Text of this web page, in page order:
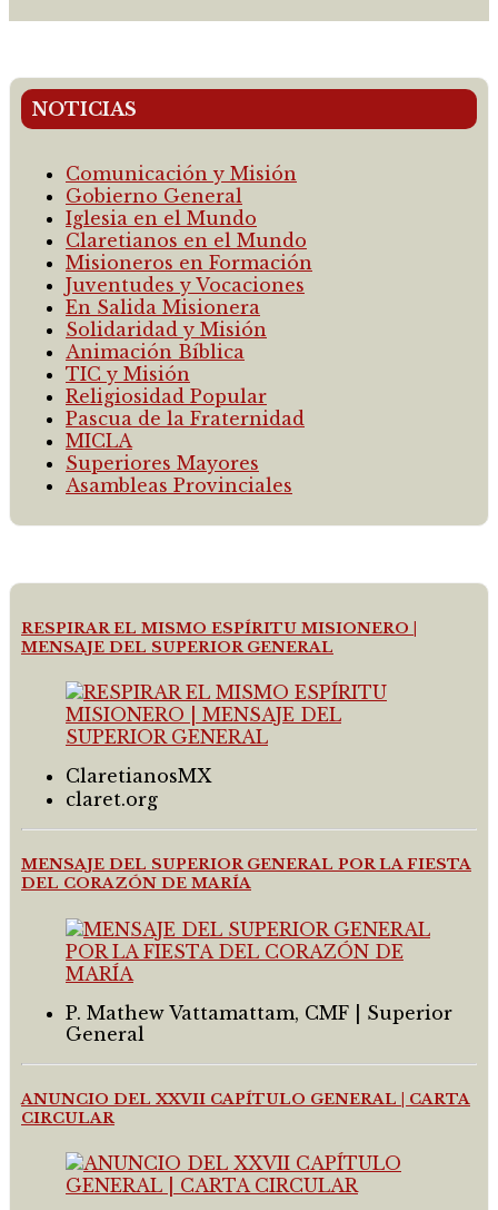
NOTICIAS
Comunicación y Misión
Gobierno General
Iglesia en el Mundo
Claretianos en el Mundo
Misioneros en Formación
Juventudes y Vocaciones
En Salida Misionera
Solidaridad y Misión
Animación Bíblica
TIC y Misión
Religiosidad Popular
Pascua de la Fraternidad
MICLA
Superiores Mayores
Asambleas Provinciales
RESPIRAR EL MISMO ESPÍRITU MISIONERO |
MENSAJE DEL SUPERIOR GENERAL
ClaretianosMX
claret.org
MENSAJE DEL SUPERIOR GENERAL POR LA FIESTA
DEL CORAZÓN DE MARÍA
P. Mathew Vattamattam, CMF | Superior
General
ANUNCIO DEL XXVII CAPÍTULO GENERAL | CARTA
CIRCULAR